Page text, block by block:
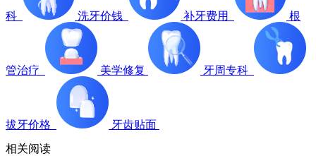
科 洗牙价钱 补牙费用 根
管治疗 美学修复 牙周专科
拔牙价格
牙齿贴面
相关阅读